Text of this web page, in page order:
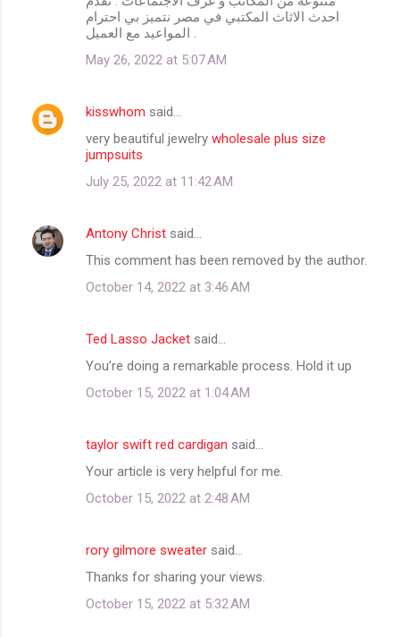
احدث الاثاث المكتبي في مصر نتميز بي احترام
May 26, 2022 at 5:07 AM
kisswhom said…
very beautiful jewelry wholesale plus size
jumpsuits
July 25, 2022 at 11:42 AM
Antony Christ said…
This comment has been removed by the author.
October 14, 2022 at 3:46 AM
Ted Lasso Jacket said…
You’re doing a remarkable process. Hold it up
October 15, 2022 at 1:04 AM
taylor swift red cardigan said…
Your article is very helpful for me.
October 15, 2022 at 2:48 AM
rory gilmore sweater said…
Thanks for sharing your views.
October 15, 2022 at 5:32 AM